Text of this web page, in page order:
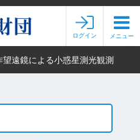
ログイン メニュー
望遠鏡による小惑星測光観測